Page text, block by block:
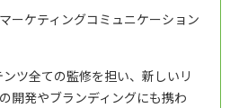
ケティングコミュニケーション
ツ全ての監修を担い、新しいリ
開発やブランディングにも携わ